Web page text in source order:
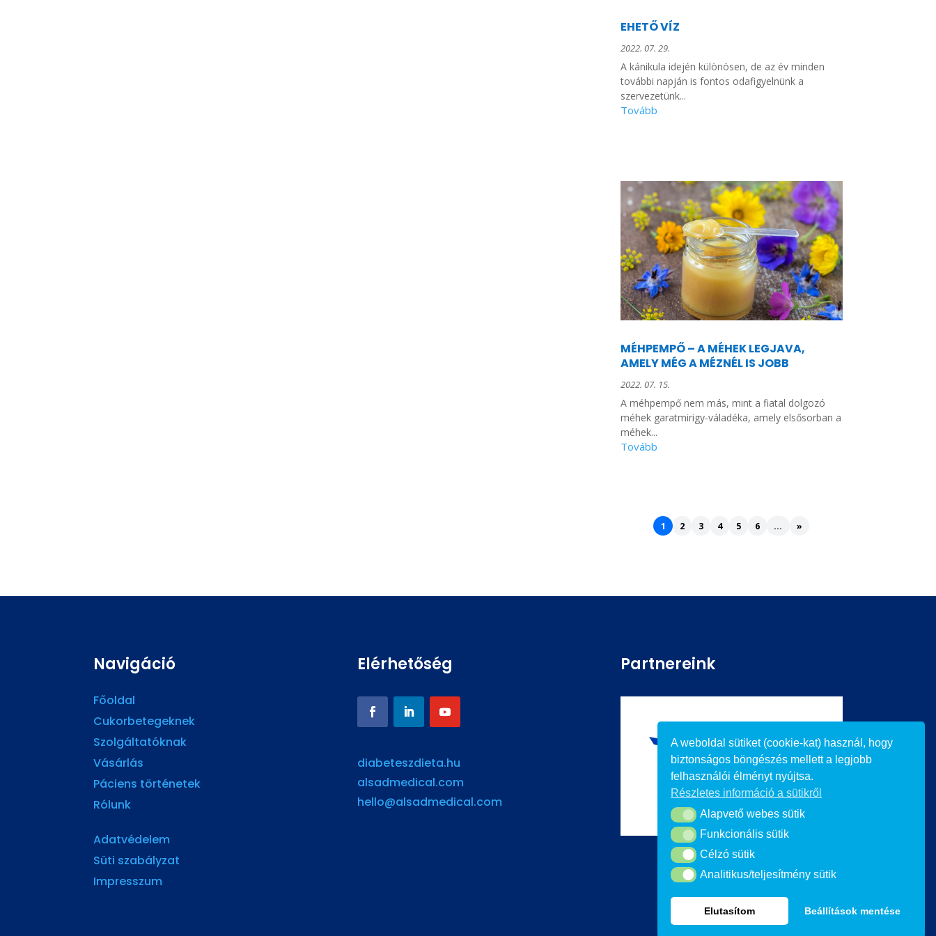
EHETŐ VÍZ
2022. 07. 29.
A kánikula idején különösen, de az év minden
további napján is fontos odafigyelnünk a
szervezetünk...
MÉHPEMPŐ – A MÉHEK LEGJAVA,
AMELY MÉG A MÉZNÉL IS JOBB
2022. 07. 15.
A méhpempő nem más, mint a fiatal dolgozó
méhek garatmirigy-váladéka, amely elsősorban a
méhek...
1 2 3 4 5 6 ... »
Navigáció
Főoldal
Cukorbetegeknek
Szolgáltatóknak
Vásárlás
Páciens történetek
Rólunk
Adatvédelem
Süti szabályzat
Impresszum
Elérhetőség
diabeteszdieta.hu
alsadmedical.com
hello@alsadmedical.com
Partnereink
A weboldal sütiket (cookie-kat) használ, hogy
biztonságos böngészés mellett a legjobb
felhasználói élményt nyújtsa.
Részletes információ a sütikről
Alapvető webes sütik
Alapvető webes sütik
Funkcionális sütik
Funkcionális sütik
Célzó sütikCélzó sütik
Analitikus/teljesítmény sütik
Analitikus/teljesítmény sütik
Elutasítom Beállítások mentése